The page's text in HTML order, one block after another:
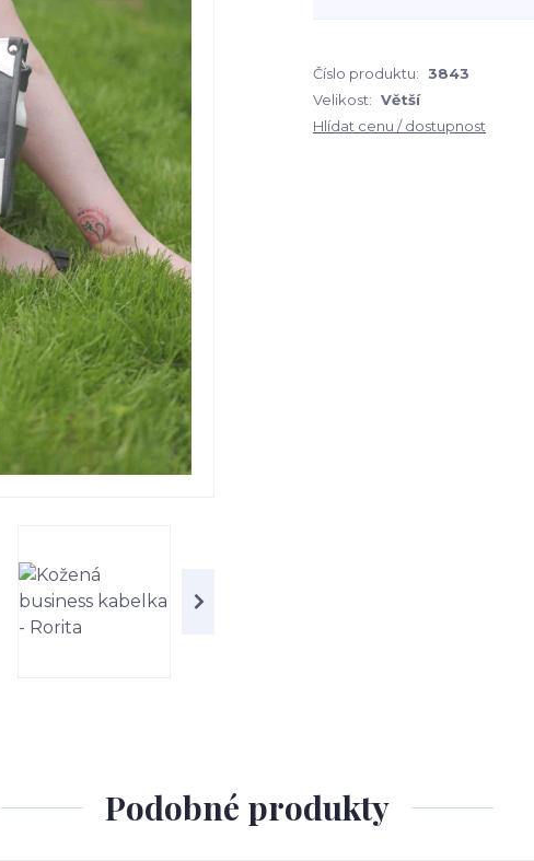
Číslo produktu: 3843
Velikost: Větší
Hlídat cenu / dostupnost
Podobné produkty